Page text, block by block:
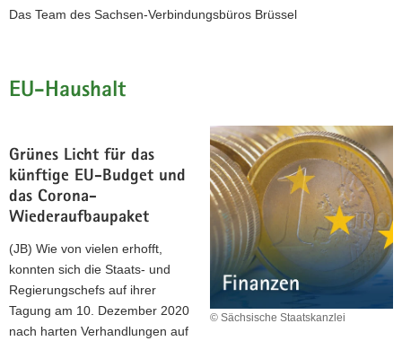
Das Team des Sachsen-Verbindungsbüros Brüssel
EU-Haushalt
© Sächsische Staatskanzlei
Grünes Licht für das
künftige EU-Budget und
das Corona-
Wiederaufbaupaket
(JB) Wie von vielen erhofft,
konnten sich die Staats- und
Regierungschefs auf ihrer
Tagung am 10. Dezember 2020
nach harten Verhandlungen auf